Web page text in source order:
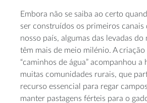
Embora não se saiba ao certo
ser construídos os primeiros canais
nosso país, algumas das levadas do
têm mais de meio milénio. A criação
“caminhos de água” acompanhou a
muitas comunidades rurais, que
recurso essencial para regar
manter pastagens férteis para o